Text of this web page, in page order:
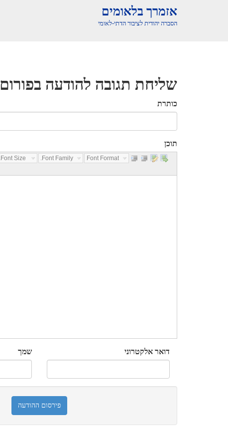
אזמרך בלאומים
הסברה יהודית לציבור הדתי-לאומי
שליחת תגובה להודעה בפורום
כותרת
תוכן
Font Size... Font Family... Font Format...
דואר אלקטרוני שמך